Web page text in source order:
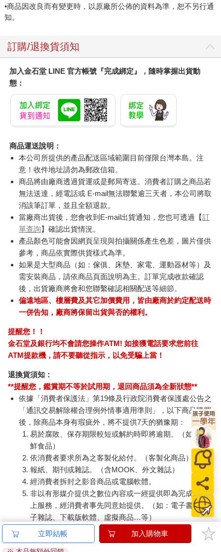
•商品因改良而有變更時，以原廠所公佈的資料為準，恕不另行通
知。
訂購/退換貨須知
加入金石堂 LINE 官方帳號『完成綁定』，隨時掌握出貨動
態：
商品運送說明：
本公司所提供的產品配送區域範圍目前僅限台灣本島。注
意！收件地址請勿為郵政信箱。
商品將由廠商透過貨運或是郵局寄送。消費者訂購之商品若
無法送達，經電話或 E-mail無法聯繫逾三天者，本公司將取
消該筆訂單，並且全額退款。
當廠商出貨後，您會收到E-mail出貨通知，您也可透過【訂
單查詢】確認出貨情況。
產品顏色可能會因網頁呈現與拍攝關係產生色差，圖片僅供
參考，商品依實際供貨樣式為準。
如果是大型商品（如：傢俱、床墊、家電、運動器材等）及
需安裝商品，請依商品頁面說明為主。訂單完成收款確認
後，出貨廠商將會和您聯繫確認相關配送等細節。
偏遠地區、樓層費及其它加價費用，皆由廠商於約定配送時
一併告知，廠商將保留出貨與否的權利。
提醒您！！
金石堂及銀行均不會請您操作ATM! 如接獲電話要求您前往
ATM提款機，請不要聽從指示，以免受騙上當！
退換貨須知：
**提醒您，鑑賞期不等於試用期，退回商品須為全新狀態**
依據「消費者保護法」第19條及行政院消費者保護處公告之
「通訊交易解除權合理例外情事適用準則」，以下商品購買
後，除商品本身有瑕疵外，將不提供7天的猶豫期：
易於腐敗、保存期限較短或解約時即將逾期。（如：生
鮮食品）
依消費者要求所為之客製化給付。（客製化商品）
報紙、期刊或雜誌。（含MOOK、外文雜誌）
經消費者拆封之影音商品或電腦軟體。
非以有形媒介提供之數位內容或一經提供即為完成之線
上服務，經消費者事先同意始提供。（如：電子書、電
子雜誌、下載版軟體、虛擬商品…等）
已拆封之個人衛生用品。（如：內衣褲、刮鬍刀、除毛
刀…等）
立即結帳 加入購物車